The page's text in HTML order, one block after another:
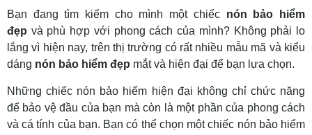
Bạn đang tìm kiếm cho mình một chiếc nón bảo hiểm
đẹp và phù hợp với phong cách của mình? Không phải lo
lắng vì hiện nay, trên thị trường có rất nhiều mẫu mã và kiểu
dáng nón bảo hiểm đẹp mắt và hiện đại để bạn lựa chọn.
Những chiếc nón bảo hiểm hiện đại không chỉ chức năng
để bảo vệ đầu của bạn mà còn là một phần của phong cách
và cá tính của bạn. Bạn có thể chọn một chiếc nón bảo hiểm